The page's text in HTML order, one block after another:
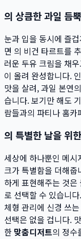
의 상큼한 과일 듬
눈과 입을 동시에 즐
면 의 비건 타르트를
러운 두유 크림을 채
이 올려 완성합니다.
맛을 살려, 과일 본연
습니다. 보기만 해도
람들과의 파티나 홈
의 특별한 날을 위
세상에 하나뿐인 메시
크가 특별함을 더해
하게 표현해주는 것은
로 선택할 수 있습니
체형 관리에 신경 쓰
선택은 없을 겁니다.
한 맞춤디저트의 정수